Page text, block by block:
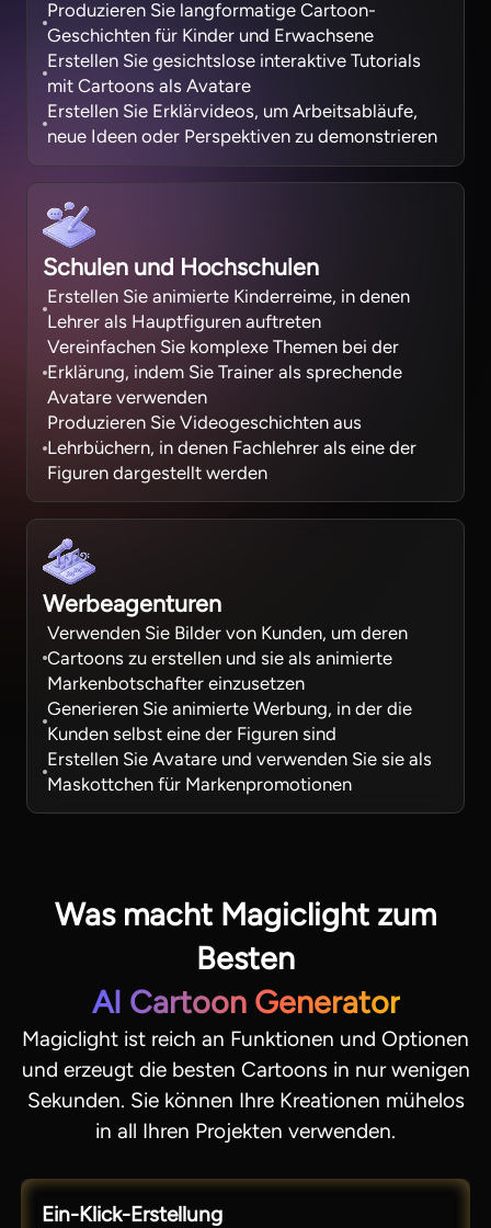
Produzieren Sie langformatige Cartoon-
Geschichten für Kinder und Erwachsene
Erstellen Sie gesichtslose interaktive Tutorials
mit Cartoons als Avatare
Erstellen Sie Erklärvideos, um Arbeitsabläufe,
neue Ideen oder Perspektiven zu demonstrieren
Schulen und Hochschulen
Erstellen Sie animierte Kinderreime, in denen
Lehrer als Hauptfiguren auftreten
Vereinfachen Sie komplexe Themen bei der
Erklärung, indem Sie Trainer als sprechende
Avatare verwenden
Produzieren Sie Videogeschichten aus
Lehrbüchern, in denen Fachlehrer als eine der
Figuren dargestellt werden
Werbeagenturen
Verwenden Sie Bilder von Kunden, um deren
Cartoons zu erstellen und sie als animierte
Markenbotschafter einzusetzen
Generieren Sie animierte Werbung, in der die
Kunden selbst eine der Figuren sind
Erstellen Sie Avatare und verwenden Sie sie als
Maskottchen für Markenpromotionen
Was macht Magiclight zum
Besten
AI Cartoon Generator
Magiclight ist reich an Funktionen und Optionen
und erzeugt die besten Cartoons in nur wenigen
Sekunden. Sie können Ihre Kreationen mühelos
in all Ihren Projekten verwenden.
Ein-Klick-Erstellung